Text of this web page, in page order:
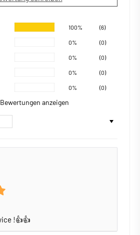
100% (6)
0% (0)
0% (0)
0% (0)
0% (0)
anzeigen
!👍👍